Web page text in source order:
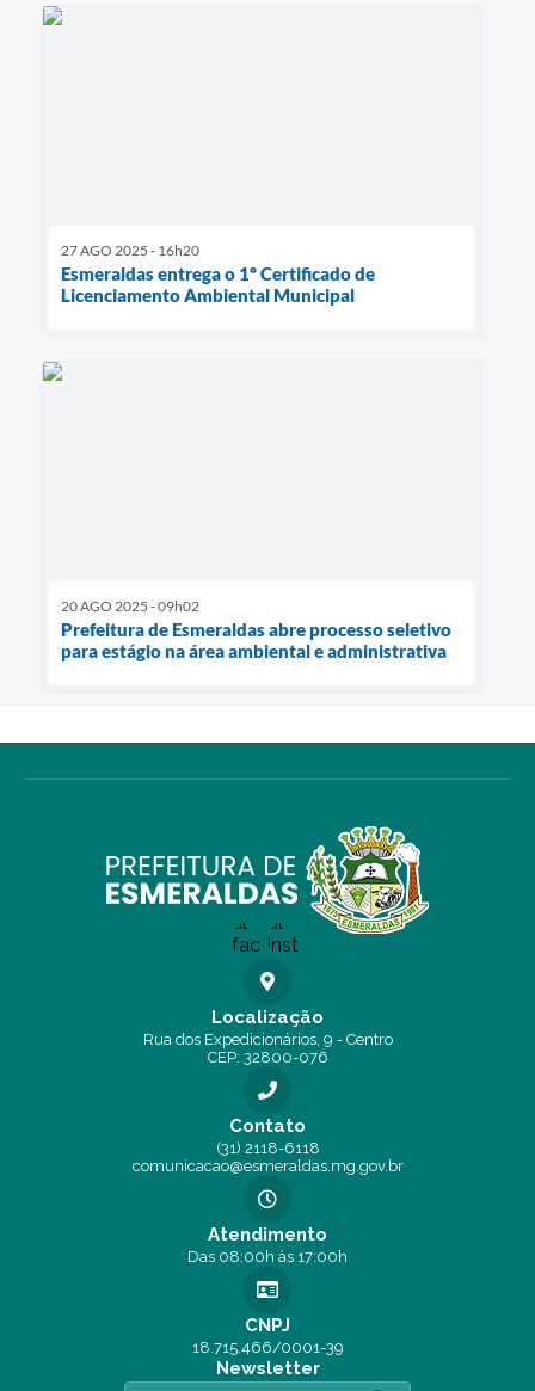
27 AGO 2025 - 16h20
Esmeraldas entrega o 1º Certificado de
Licenciamento Ambiental Municipal
20 AGO 2025 - 09h02
Prefeitura de Esmeraldas abre processo seletivo
para estágio na área ambiental e administrativa
Localização
Rua dos Expedicionários, 9 - Centro
CEP: 32800-076
Contato
(31) 2118-6118
comunicacao@esmeraldas.mg.gov.br
Atendimento
Das 08:00h às 17:00h
CNPJ
18.715.466/0001-39
Newsletter